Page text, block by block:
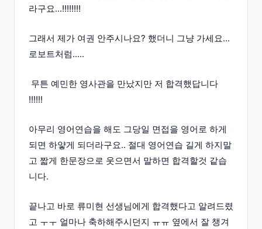
라구요...!!!!!!!!
그래서 제가 여권 안주시나요? 했더니 그냥 가세요...
로보트처럼.....
무튼 예민한 영사관을 만났지만 저 합격했답니다
!!!!!!
아무리 영어연습을 해도 그당일 면접을 영어로 하게
되면 하얗게 되더라구요.. 절대 영어연습 길게 하지말
고 짧게 한문장으로 웃으면서 말하면 합격할것 같습
니다.
끝나고 바로 류미현 선생님에게 합격했다고 알려드렸
고 ㅜㅜ 얼마나 축하해주시던지 ㅠㅠ 옆에서 잘 챙겨